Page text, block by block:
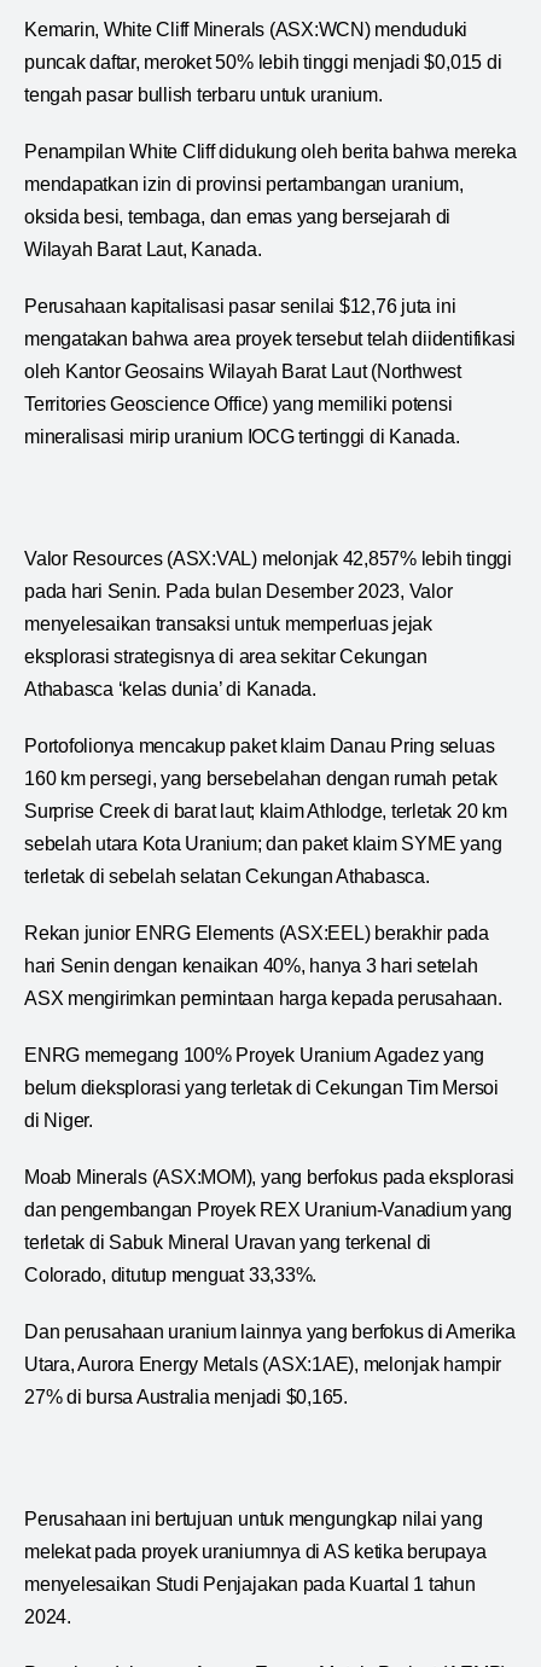
Kemarin, White Cliff Minerals (ASX:WCN) menduduki
puncak daftar, meroket 50% lebih tinggi menjadi $0,015 di
tengah pasar bullish terbaru untuk uranium.
Penampilan White Cliff didukung oleh berita bahwa mereka
mendapatkan izin di provinsi pertambangan uranium,
oksida besi, tembaga, dan emas yang bersejarah di
Wilayah Barat Laut, Kanada.
Perusahaan kapitalisasi pasar senilai $12,76 juta ini
mengatakan bahwa area proyek tersebut telah diidentifikasi
oleh Kantor Geosains Wilayah Barat Laut (Northwest
Territories Geoscience Office) yang memiliki potensi
mineralisasi mirip uranium IOCG tertinggi di Kanada.
Valor Resources (ASX:VAL) melonjak 42,857% lebih tinggi
pada hari Senin. Pada bulan Desember 2023, Valor
menyelesaikan transaksi untuk memperluas jejak
eksplorasi strategisnya di area sekitar Cekungan
Athabasca ‘kelas dunia’ di Kanada.
Portofolionya mencakup paket klaim Danau Pring seluas
160 km persegi, yang bersebelahan dengan rumah petak
Surprise Creek di barat laut; klaim Athlodge, terletak 20 km
sebelah utara Kota Uranium; dan paket klaim SYME yang
terletak di sebelah selatan Cekungan Athabasca.
Rekan junior ENRG Elements (ASX:EEL) berakhir pada
hari Senin dengan kenaikan 40%, hanya 3 hari setelah
ASX mengirimkan permintaan harga kepada perusahaan.
ENRG memegang 100% Proyek Uranium Agadez yang
belum dieksplorasi yang terletak di Cekungan Tim Mersoi
di Niger.
Moab Minerals (ASX:MOM), yang berfokus pada eksplorasi
dan pengembangan Proyek REX Uranium-Vanadium yang
terletak di Sabuk Mineral Uravan yang terkenal di
Colorado, ditutup menguat 33,33%.
Dan perusahaan uranium lainnya yang berfokus di Amerika
Utara, Aurora Energy Metals (ASX:1AE), melonjak hampir
27% di bursa Australia menjadi $0,165.
Perusahaan ini bertujuan untuk mengungkap nilai yang
melekat pada proyek uraniumnya di AS ketika berupaya
menyelesaikan Studi Penjajakan pada Kuartal 1 tahun
2024.